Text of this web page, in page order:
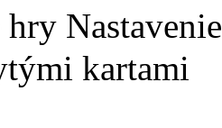
hry
kartami